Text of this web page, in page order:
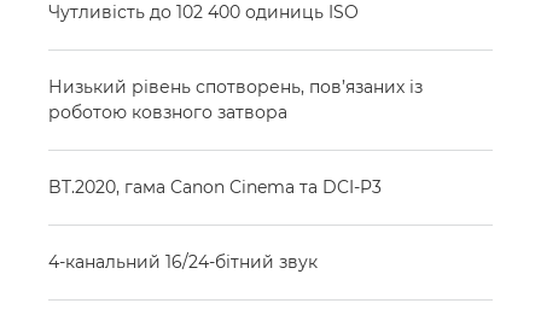
Чутливість до 102 400 одиниць ISO
Низький рівень спотворень, пов’язаних із
роботою ковзного затвора
BT.2020, гама Canon Cinema та DCI-P3
4-канальний 16/24-бітний звук